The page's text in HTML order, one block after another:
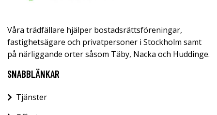
Våra trädfällare hjälper bostadsrättsföreningar,
fastighetsägare och privatpersoner i Stockholm samt
på närliggande orter såsom Täby, Nacka och Huddinge.
SNABBLÄNKAR
Tjänster